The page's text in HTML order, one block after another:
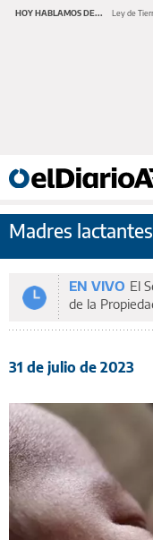
HOY HABLAMOS DE... Ley de
Madres lactantes
EN VIVO El
de la
31 de julio de 2023